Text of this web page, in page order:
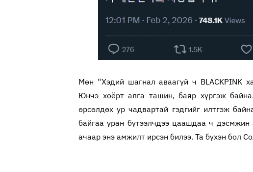
Мөн “Хэдий шагнал аваагүй ч BLACKPINK
Юнчэ хоёрт алга ташин, баяр хүргэж
өрсөлдөх ур чадвартай гэдгийг илтгэж
байгаа уран бүтээлчдээ цаашдаа ч
ачаар энэ амжилт ирсэн билээ. Та бүхэн бол